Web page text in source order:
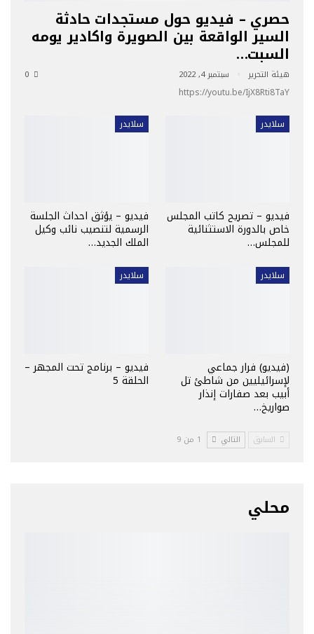
حصري – فيديو حول مستجدات حادثة
السير الواقعة بين الصويرة واكادير يومه
السبت…
هيئة التحرير سبتمبر 4, 2022
https://youtu.be/IjX8Rti8TaY
سلايدر
فيديو – تصريح كاتب المجلس
خاص بالدورة الاستثنائية
للمجلس…
سلايدر
فيديو – يؤثق احداث الجلسة
الرسمية لتنصيب نائب وكيل
الملك الجديد…
سلايدر
(فيديو) فرار جماعي
لإسرائيليين من شاطئ تل
أبيب بعد صفارات إنذار
صواريخ…
سلايدر
فيديو – برنامج تحت المجهر –
الحلقة 5
السابق التالي 1 من 9
محلي